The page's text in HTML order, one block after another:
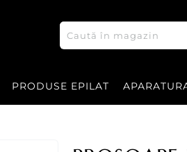
PRODUSE EPILAT